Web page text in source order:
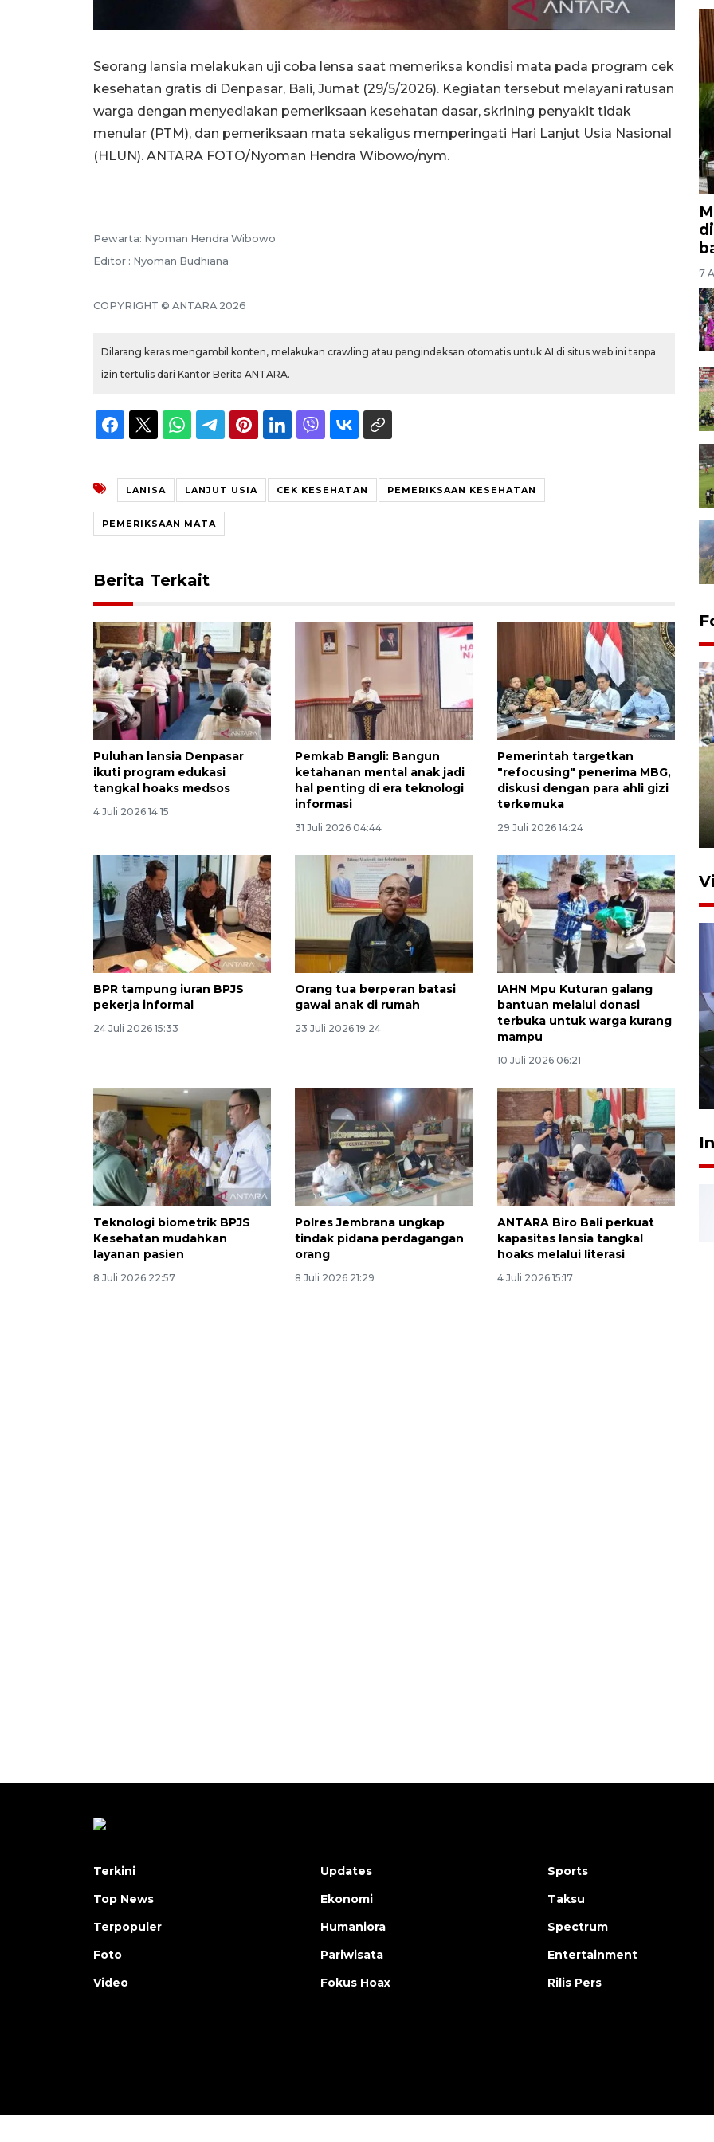
Seorang lansia melakukan uji coba lensa saat memeriksa kondisi mata pada program cek
kesehatan gratis di Denpasar, Bali, Jumat (29/5/2026). Kegiatan tersebut melayani ratusan
warga dengan menyediakan pemeriksaan kesehatan dasar, skrining penyakit tidak
menular (PTM), dan pemeriksaan mata sekaligus memperingati Hari Lanjut Usia Nasional
(HLUN). ANTARA FOTO/Nyoman Hendra Wibowo/nym.
Pewarta: Nyoman Hendra Wibowo
Editor : Nyoman Budhiana
COPYRIGHT © ANTARA 2026
Dilarang keras mengambil konten, melakukan crawling atau pengindeksan otomatis untuk AI di situs web ini tanpa
izin tertulis dari Kantor Berita ANTARA.
LANISA LANJUT USIA CEK KESEHATAN PEMERIKSAAN KESEHATAN
PEMERIKSAAN MATA
Berita Terkait
Puluhan lansia Denpasar
ikuti program edukasi
tangkal hoaks medsos
4 Juli 2026 14:15
Pemkab Bangli: Bangun
ketahanan mental anak jadi
hal penting di era teknologi
informasi
31 Juli 2026 04:44
Pemerintah targetkan
"refocusing" penerima MBG,
diskusi dengan para ahli gizi
terkemuka
29 Juli 2026 14:24
BPR tampung iuran BPJS
pekerja informal
24 Juli 2026 15:33
Orang tua berperan batasi
gawai anak di rumah
23 Juli 2026 19:24
IAHN Mpu Kuturan galang
bantuan melalui donasi
terbuka untuk warga kurang
mampu
10 Juli 2026 06:21
Teknologi biometrik BPJS
Kesehatan mudahkan
layanan pasien
8 Juli 2026 22:57
Polres Jembrana ungkap
tindak pidana perdagangan
orang
8 Juli 2026 21:29
ANTARA Biro Bali perkuat
kapasitas lansia tangkal
hoaks melalui literasi
4 Juli 2026 15:17
7
Pemerintah tunda pungutan
pajak pedagang melalui
aplikasi belanja daring
6 Agustus 2026 16:45
Polisi tetapkan lima tersangka
pengeroyokan maling ayam di
Tabanan
27 Juli 2026 22:32
Terkini
Top News
Terpopuler
Foto
Video
Updates
Ekonomi
Humaniora
Pariwisata
Fokus Hoax
Sports
Taksu
Spectrum
Entertainment
Rilis Pers